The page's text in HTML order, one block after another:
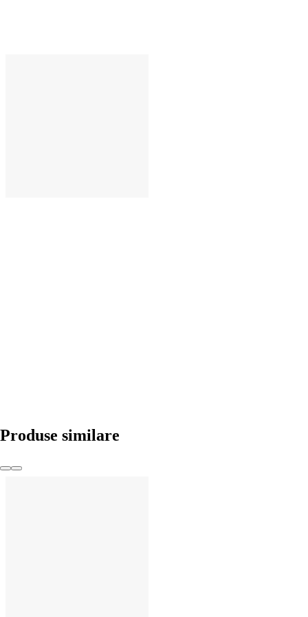
Produse similare